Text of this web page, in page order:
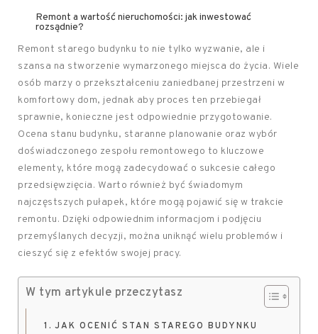
Remont a wartość nieruchomości: jak inwestować
rozsądnie?
Remont starego budynku to nie tylko wyzwanie, ale i
szansa na stworzenie wymarzonego miejsca do życia. Wiele
osób marzy o przekształceniu zaniedbanej przestrzeni w
komfortowy dom, jednak aby proces ten przebiegał
sprawnie, konieczne jest odpowiednie przygotowanie.
Ocena stanu budynku, staranne planowanie oraz wybór
doświadczonego zespołu remontowego to kluczowe
elementy, które mogą zadecydować o sukcesie całego
przedsięwzięcia. Warto również być świadomym
najczęstszych pułapek, które mogą pojawić się w trakcie
remontu. Dzięki odpowiednim informacjom i podjęciu
przemyślanych decyzji, można uniknąć wielu problemów i
cieszyć się z efektów swojej pracy.
W tym artykule przeczytasz
JAK OCENIĆ STAN STAREGO BUDYNKU